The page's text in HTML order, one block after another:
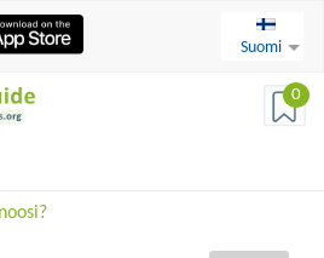
Suomi
0